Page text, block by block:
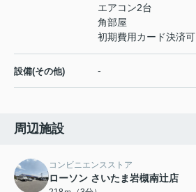
エアコン2台
角部屋
初期費用カード決済可
設備(その他) -
周辺施設
コンビニエンスストア
ローソン さいたま岩槻南辻店